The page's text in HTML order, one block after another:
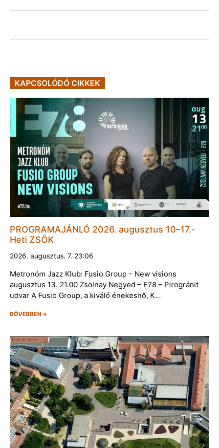
KAPCSOLÓDÓ CIKKEK
PROGRAMAJÁNLÓ 2026. augusztus 10–17.-
Heti ZSÖK
2026. augusztus. 7. 23:06
Metronóm Jazz Klub: Fusio Group – New visions
augusztus 13. 21.00 Zsolnay Negyed – E78 – Pirogránit
udvar A Fusio Group, a kiváló énekesnő, K…
BŐVEBBEN »